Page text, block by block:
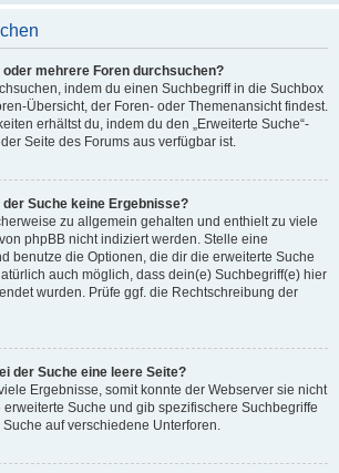
oder mehrere Foren durchsuchen?
indem du einen Suchbegriff in die Suchbox
Übersicht, der Foren- oder Themenansicht findest.
erhältst du, indem du den „Erweiterte Suche“-
Seite des Forums aus verfügbar ist.
Suche keine Ergebnisse?
zu allgemein gehalten und enthielt zu viele
phpBB nicht indiziert werden. Stelle eine
benutze die Optionen, die dir die erweiterte Suche
auch möglich, dass dein(e) Suchbegriff(e) hier
wurden. Prüfe ggf. die Rechtschreibung der
der Suche eine leere Seite?
Ergebnisse, somit konnte der Webserver sie nicht
Suche und gib spezifischere Suchbegriffe
auf verschiedene Unterforen.